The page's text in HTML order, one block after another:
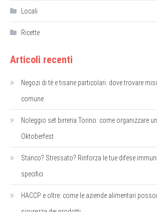
Locali
Ricette
Articoli recenti
Negozi di tè e tisane particolari: dove trovare
comune
Noleggio set birreria Torino: come organizzare
Oktoberfest
Stanco? Stressato? Rinforza le tue difese
specifici
HACCP e oltre: come le aziende alimentari